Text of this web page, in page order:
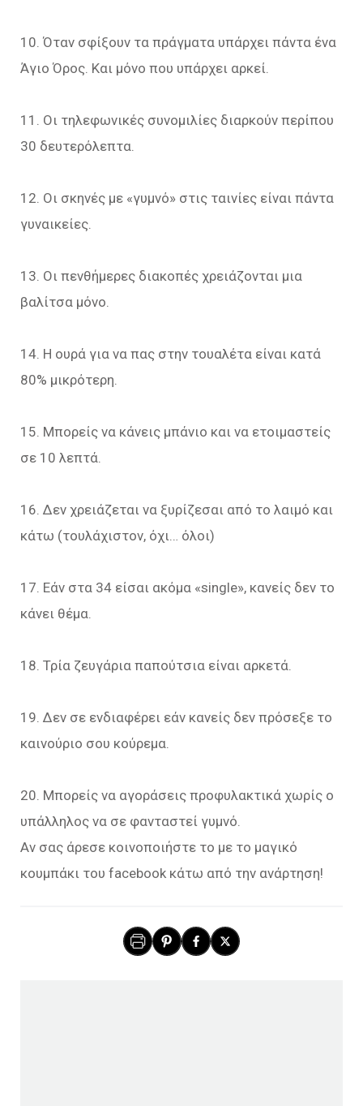
10. Όταν σφίξουν τα πράγματα υπάρχει πάντα ένα
Άγιο Όρος. Και μόνο που υπάρχει αρκεί.
11. Οι τηλεφωνικές συνομιλίες διαρκούν περίπου
30 δευτερόλεπτα.
12. Οι σκηνές με «γυμνό» στις ταινίες είναι πάντα
γυναικείες.
13. Οι πενθήμερες διακοπές χρειάζονται μια
βαλίτσα μόνο.
14. Η ουρά για να πας στην τουαλέτα είναι κατά
80% μικρότερη.
15. Μπορείς να κάνεις μπάνιο και να ετοιμαστείς
σε 10 λεπτά.
16. Δεν χρειάζεται να ξυρίζεσαι από το λαιμό και
κάτω (τουλάχιστον, όχι… όλοι)
17. Εάν στα 34 είσαι ακόμα «single», κανείς δεν το
κάνει θέμα.
18. Τρία ζευγάρια παπούτσια είναι αρκετά.
19. Δεν σε ενδιαφέρει εάν κανείς δεν πρόσεξε το
καινούριο σου κούρεμα.
20. Μπορείς να αγοράσεις προφυλακτικά χωρίς ο
υπάλληλος να σε φανταστεί γυμνό.
Αν σας άρεσε κοινοποιήστε το με το μαγικό
κουμπάκι του facebook κάτω από την ανάρτηση!